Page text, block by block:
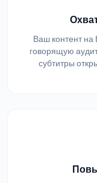
Ваш контент на
говорящую
субтитры